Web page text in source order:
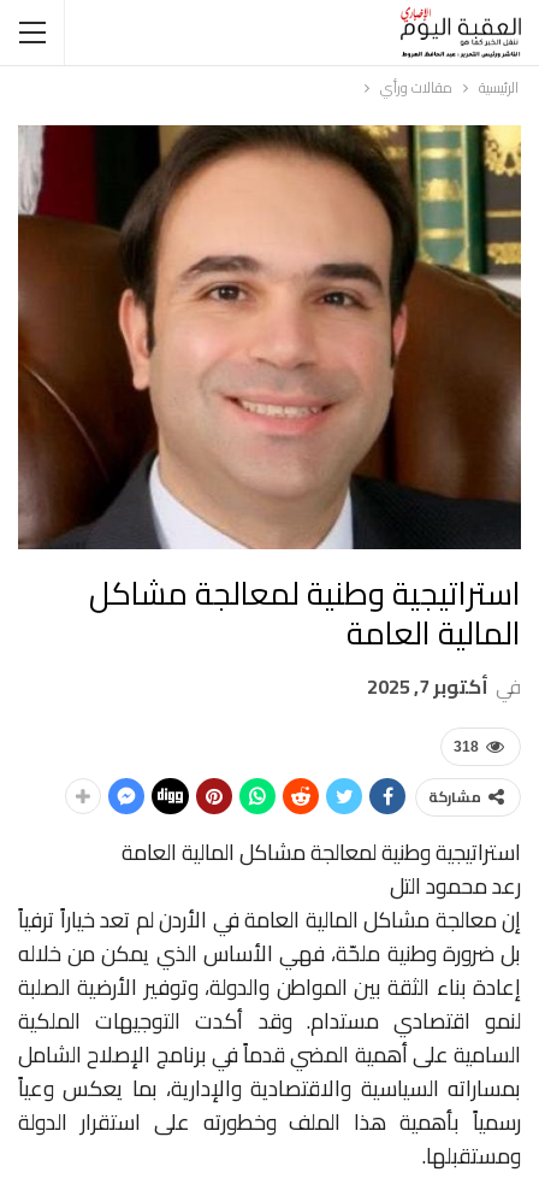
الرئيسية مقالات ورأي
استراتيجية وطنية لمعالجة مشاكل
المالية العامة
في أكتوبر 7, 2025
318
مشاركة
استراتيجية وطنية لمعالجة مشاكل المالية العامة
رعد محمود التل
إن معالجة مشاكل المالية العامة في الأردن لم تعد خياراً ترفياً
بل ضرورة وطنية ملحّة، فهي الأساس الذي يمكن من خلاله
إعادة بناء الثقة بين المواطن والدولة، وتوفير الأرضية الصلبة
لنمو اقتصادي مستدام. وقد أكدت التوجيهات الملكية
السامية على أهمية المضي قدماً في برنامج الإصلاح الشامل
بمساراته السياسية والاقتصادية والإدارية، بما يعكس وعياً
رسمياً بأهمية هذا الملف وخطورته على استقرار الدولة
ومستقبلها.